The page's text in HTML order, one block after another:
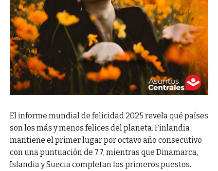
El informe mundial de felicidad 2025 revela qué países
son los más y menos felices del planeta. Finlandia
mantiene el primer lugar por octavo año consecutivo
con una puntuación de 7.7, mientras que Dinamarca,
Islandia y Suecia completan los primeros puestos.